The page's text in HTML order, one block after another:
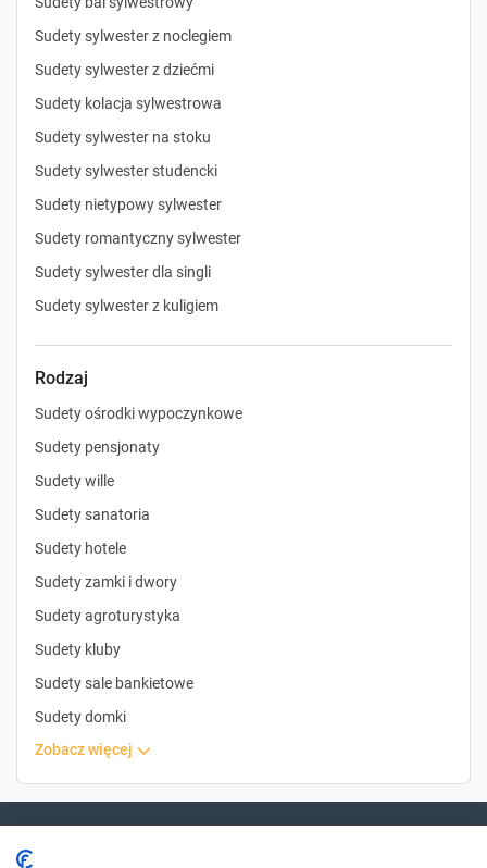
Sudety sylwester z noclegiem
Sudety sylwester z dziećmi
Sudety kolacja sylwestrowa
Sudety sylwester na stoku
Sudety sylwester studencki
Sudety nietypowy sylwester
Sudety romantyczny sylwester
Sudety sylwester dla singli
Sudety sylwester z kuligiem
Rodzaj
Sudety ośrodki wypoczynkowe
Sudety pensjonaty
Sudety wille
Sudety sanatoria
Sudety hotele
Sudety zamki i dwory
Sudety agroturystyka
Sudety kluby
Sudety sale bankietowe
Sudety domki
zobacz więcej